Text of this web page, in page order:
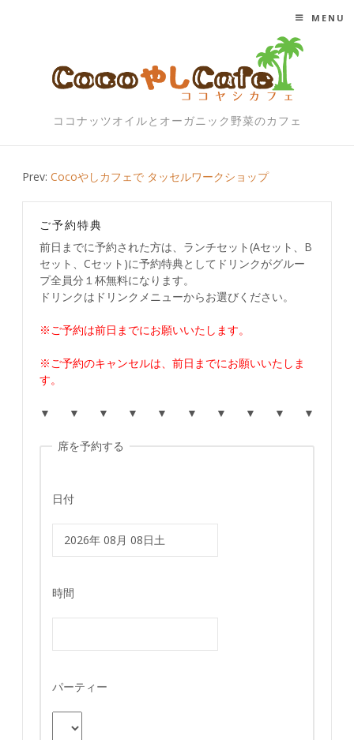
ココナッツオイルとオーガニック野菜のカフェ
MENU
Post
navigation
Prev: Cocoやしカフェで タッセルワークショップ
ご予約特典
前日までに予約された方は、ランチセット(Aセット、B
セット、Cセット)に予約特典としてドリンクがグルー
プ全員分１杯無料になります。
ドリンクはドリンクメニューからお選びください。
※ご予約は前日までにお願いいたします。
※ご予約のキャンセルは、前日までにお願いいたしま
す。
▼ ▼ ▼ ▼ ▼ ▼ ▼ ▼ ▼ ▼
席を予約する
日付
時間
パーティー